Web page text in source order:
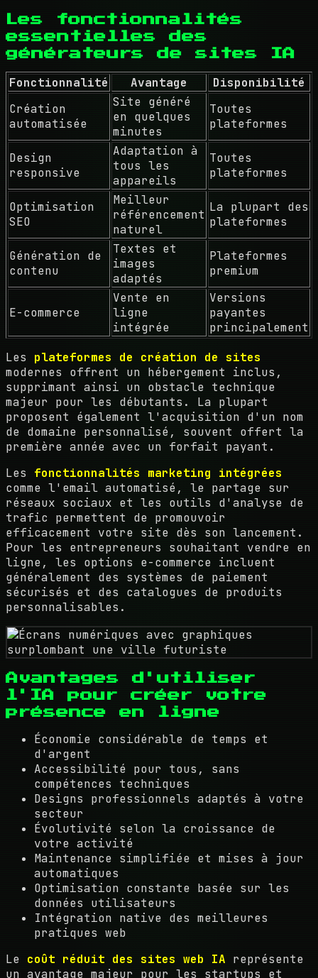
Les fonctionnalités
essentielles des
générateurs de sites IA
Fonctionnalité Avantage
Disponibilité
Création
automatisée
Site généré
en quelques
minutes
Toutes
plateformes
Design
responsive
Adaptation à
tous les
appareils
Toutes
plateformes
Optimisation
SEO
Meilleur
référencement
naturel
La plupart des
plateformes
Génération de
contenu
Textes et
images
adaptés
Plateformes
premium
E-commerce
Vente en
ligne
intégrée
Versions
payantes
principalement
Les plateformes de création de sites
modernes offrent un hébergement inclus,
supprimant ainsi un obstacle technique
majeur pour les débutants. La plupart
proposent également l'acquisition d'un nom
de domaine personnalisé, souvent offert la
première année avec un forfait payant.
Les fonctionnalités marketing intégrées
comme l'email automatisé, le partage sur
réseaux sociaux et les outils d'analyse de
trafic permettent de promouvoir
efficacement votre site dès son lancement.
Pour les entrepreneurs souhaitant vendre en
ligne, les options e-commerce incluent
généralement des systèmes de paiement
sécurisés et des catalogues de produits
personnalisables.
Avantages d'utiliser
l'IA pour créer votre
présence en ligne
Économie considérable de temps et
d'argent
Accessibilité pour tous, sans
compétences techniques
Designs professionnels adaptés à votre
secteur
Évolutivité selon la croissance de
votre activité
Maintenance simplifiée et mises à jour
automatiques
Optimisation constante basée sur les
données utilisateurs
Intégration native des meilleures
pratiques web
Le coût réduit des sites web IA représente
un avantage majeur pour les startups et